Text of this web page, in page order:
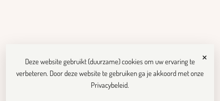
×
Deze website gebruikt (duurzame) cookies om uw ervaring te
verbeteren. Door deze website te gebruiken ga je akkoord met onze
Privacybeleid.